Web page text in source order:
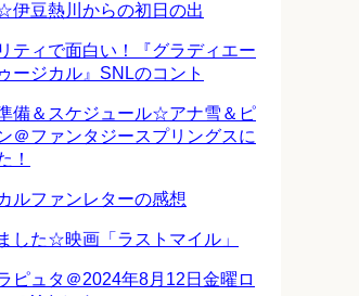
伊豆熱川からの初日の出
ティで面白い！『グラディエー
ージカル』SNLのコント
備＆スケジュール☆アナ雪＆ピ
＠ファンタジースプリングスに
！
ルファンレターの感想
した☆映画「ラストマイル」
ピュタ＠2024年8月12日金曜ロ